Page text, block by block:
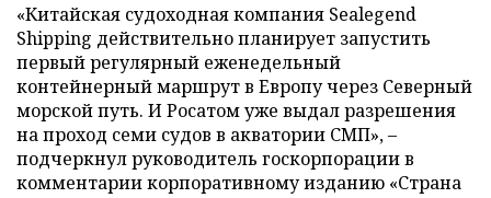
«Китайская судоходная компания Sealegend
Shipping действительно планирует запустить
первый регулярный еженедельный
контейнерный маршрут в Европу через Северный
морской путь. И Росатом уже выдал разрешения
на проход семи судов в акватории СМП», –
подчеркнул руководитель госкорпорации в
комментарии корпоративному изданию «Страна